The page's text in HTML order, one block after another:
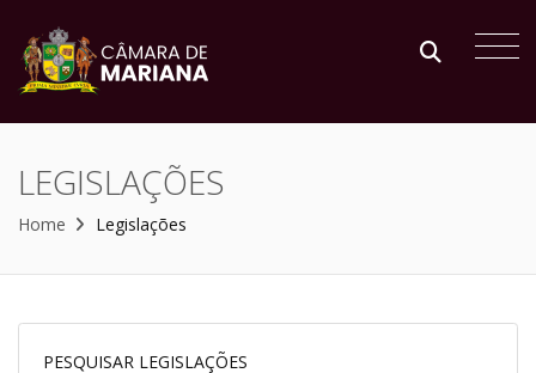
LEGISLAÇÕES
Home Legislações
PESQUISAR LEGISLAÇÕES